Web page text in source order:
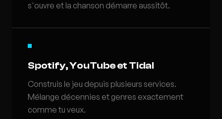
s'ouvre et la chanson démarre aussitôt.
Spotify, YouTube et Tidal
Construis le jeu depuis plusieurs services.
Mélange décennies et genres exactement
comme tu veux.